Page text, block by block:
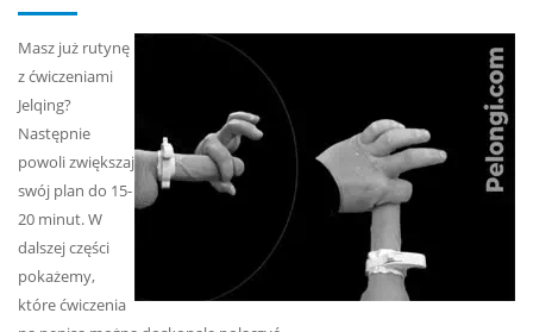
Masz już rutynę
z ćwiczeniami
Jelqing?
Następnie
powoli zwiększaj
swój plan do 15-
20 minut. W
dalszej części
pokażemy,
które ćwiczenia